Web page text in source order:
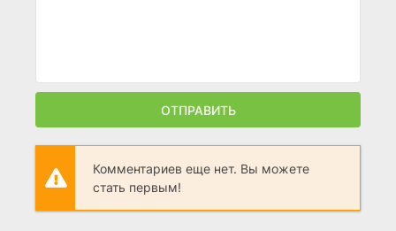
ОТПРАВИТЬ
Комментариев еще нет. Вы можете
стать первым!